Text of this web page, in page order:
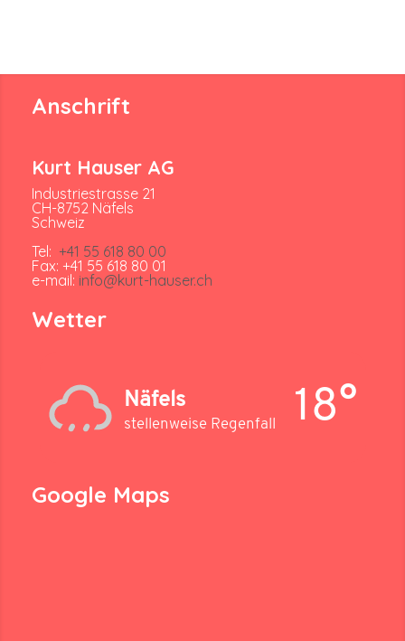
Anschrift
Kurt Hauser AG
Industriestrasse 21
CH-8752 Näfels
Schweiz
Tel: +41 55 618 80 00
Fax: +41 55 618 80 01
e-mail: info@kurt-hauser.ch
Wetter
Näfels
stellenweise Regenfall 18°
Google Maps